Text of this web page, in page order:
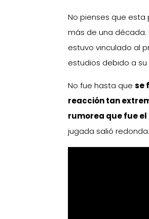
No pienses que
más de una década.
estuvo vinculado al
estudios debido a
No fue hasta quese
reacción tan
rumorea que fue
jugada salió redonda.